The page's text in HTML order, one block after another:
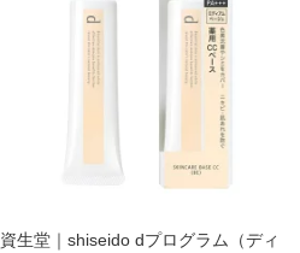
資生堂｜shiseido dプログラム（ディ